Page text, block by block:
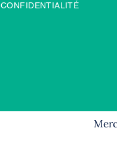
CONFIDENTIALITÉ